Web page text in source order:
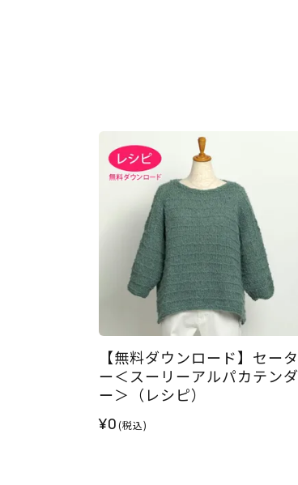
【無料ダウンロード】セータ
ー＜スーリーアルパカテンダ
ー＞（レシピ）
¥0(税込)